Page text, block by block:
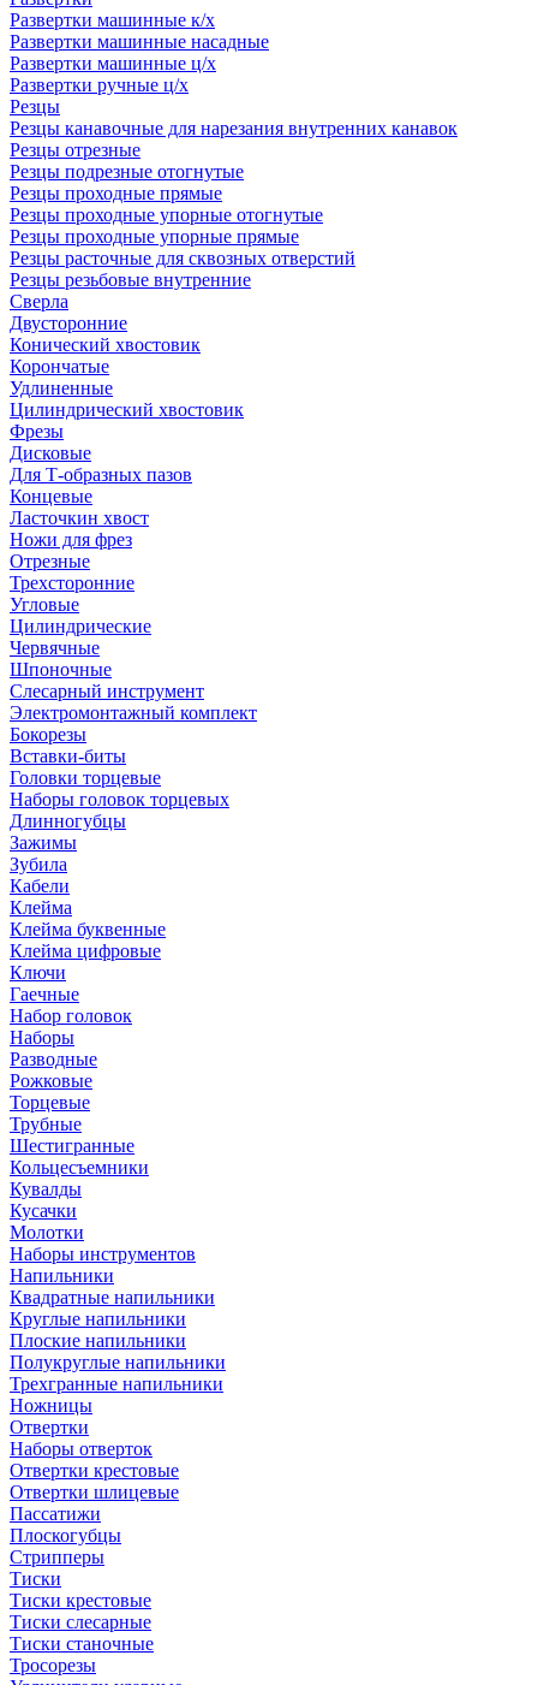
Развертки машинные к/х
Развертки машинные насадные
Развертки машинные ц/х
Развертки ручные ц/х
Резцы
Резцы канавочные для нарезания внутренних канавок
Резцы отрезные
Резцы подрезные отогнутые
Резцы проходные прямые
Резцы проходные упорные отогнутые
Резцы проходные упорные прямые
Резцы расточные для сквозных отверстий
Резцы резьбовые внутренние
Сверла
Двусторонние
Конический хвостовик
Корончатые
Удлиненные
Цилиндрический хвостовик
Фрезы
Дисковые
Для Т-образных пазов
Концевые
Ласточкин хвост
Ножи для фрез
Отрезные
Трехсторонние
Угловые
Цилиндрические
Червячные
Шпоночные
Слесарный инструмент
Электромонтажный комплект
Бокорезы
Вставки-биты
Головки торцевые
Наборы головок торцевых
Длинногубцы
Зажимы
Зубила
Кабели
Клейма
Клейма буквенные
Клейма цифровые
Ключи
Гаечные
Набор головок
Наборы
Разводные
Рожковые
Торцевые
Трубные
Шестигранные
Кольцесъемники
Кувалды
Кусачки
Молотки
Наборы инструментов
Напильники
Квадратные напильники
Круглые напильники
Плоские напильники
Полукруглые напильники
Трехгранные напильники
Ножницы
Отвертки
Наборы отверток
Отвертки крестовые
Отвертки шлицевые
Пассатижи
Плоскогубцы
Стрипперы
Тиски
Тиски крестовые
Тиски слесарные
Тиски станочные
Тросорезы